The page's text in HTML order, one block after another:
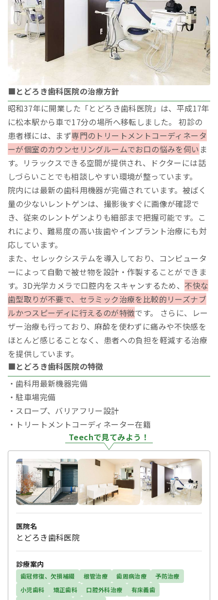
■とどろき歯科医院の治療方針
昭和37年に開業した「とどろき歯科医院」は、平成17年
に松本駅から車で17分の場所へ移転しました。 初診の
患者様には、まず専門のトリートメントコーディネータ
ーが個室のカウンセリングルームでお口の悩みを伺い ま
す。リラックスできる空間が提供され、ドクターには話
しづらいことでも相談しやすい環境が整っています。
院内には最新の歯科用機器が完備されています。被ばく
量の少ないレントゲンは、撮影後すぐに画像が確認で
き、従来のレントゲンよりも細部まで把握可能です。こ
れにより、難易度の高い抜歯やインプラント治療にも対
応しています。
また、セレックシステムを導入しており、コンピュータ
ーによって自動で被せ物を設計・作製することができま
す。3D光学カメラで口腔内をスキャンするため、 不快な
歯型取りが不要で、セラミック治療を比較的リーズナブ
ルかつスピーディに行えるのが特徴です。 さらに、レー
ザー治療も行っており、麻酔を使わずに痛みや不快感を
ほとんど感じることなく、患者への負担を軽減する治療
を提供しています。
■とどろき歯科医院の特徴
・歯科用最新機器完備
・駐車場完備
・スロープ、バリアフリー設計
・トリートメントコーディネーター在籍
Teechで見てみよう！
医院名
とどろき歯科医院
診療案内
歯冠修復、欠損補綴 根管治療 歯周病治療
予防治療
小児歯科
矯正歯科 口腔外科治療
有床義歯